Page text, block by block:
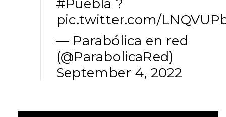
#Puebla ?
pic.twitter.com/
— Parabólica en red
(@ParabolicaRed)
September 4, 2022